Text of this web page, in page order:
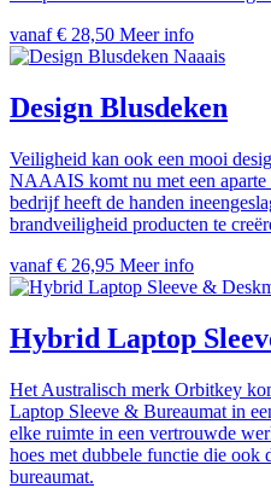
vanaf € 28,50 Meer info
Naaais
Design Blusdeken
Veiligheid kan ook een mooi
NAAAIS komt nu met een
bedrijf heeft de handen
brandveiligheid producten te
vanaf € 26,95 Meer info
Hybrid Laptop
Het Australisch merk Orbitkey
Laptop Sleeve & Bureaumat in
elke ruimte in een vertrouwde
hoes met dubbele functie die ook
bureaumat.